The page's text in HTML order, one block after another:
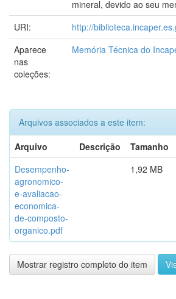
mineral, devido ao seu
URI:
http://
Aparece
nas
coleções:
Memória Técnica do
Arquivos associados a este item:
Arquivo
Descrição Tamanho
Desempenho-
agronomico-
e-avaliacao-
economica-
de-composto-
organico.pdf
1,92 MB
Mostrar registro completo do item